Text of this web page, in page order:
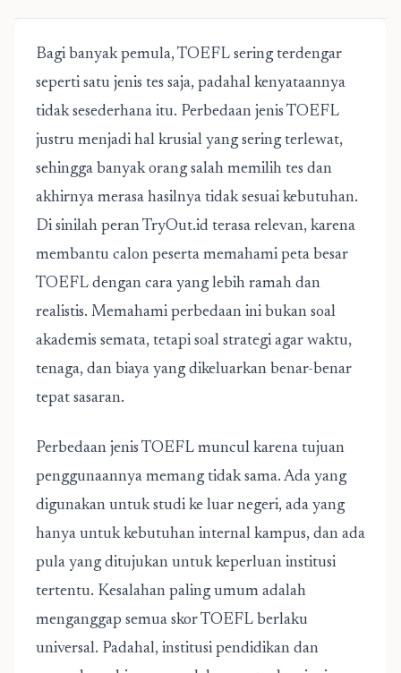
Bagi banyak pemula,TOEFL sering terdengar
seperti satu jenis tes saja, padahal kenyataannya
tidak sesederhana itu. Perbedaan jenis TOEFL
justru menjadi hal krusial yang sering terlewat,
sehingga banyak orang salah memilih tes dan
akhirnya merasa hasilnya tidak sesuai kebutuhan.
Di sinilah peranTryOut.id terasa relevan, karena
membantu calon peserta memahami peta besar
TOEFL dengan cara yang lebih ramah dan
realistis. Memahami perbedaan ini bukan soal
akademis semata, tetapi soal strategi agar waktu,
tenaga, dan biaya yang dikeluarkan benar-benar
tepat sasaran.
Perbedaan jenis TOEFL muncul karena tujuan
penggunaannya memang tidak sama. Ada yang
digunakan untuk studi ke luar negeri, ada yang
hanya untuk kebutuhan internal kampus, dan ada
pula yang ditujukan untuk keperluan institusi
tertentu. Kesalahan paling umum adalah
menganggap semua skor TOEFL berlaku
universal. Padahal, institusi pendidikan dan